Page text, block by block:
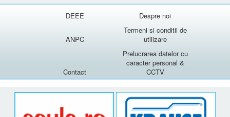
DEEE Despre noi
ANPC
Termeni si conditii de
utilizare
Contact
Prelucrarea datelor cu
caracter personal &
CCTV